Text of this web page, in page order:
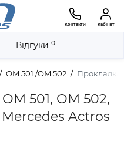
Контакти Кабінет
OM 501 /OM 502 Прокладка
ОМ 501, ОМ 502,
Actros
Відгуки 0